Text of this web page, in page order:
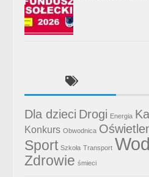
Dla dzieci Drogi Energia
Konkurs Obwodnica
Sport Szkoła Transport
Zdrowie śmieci